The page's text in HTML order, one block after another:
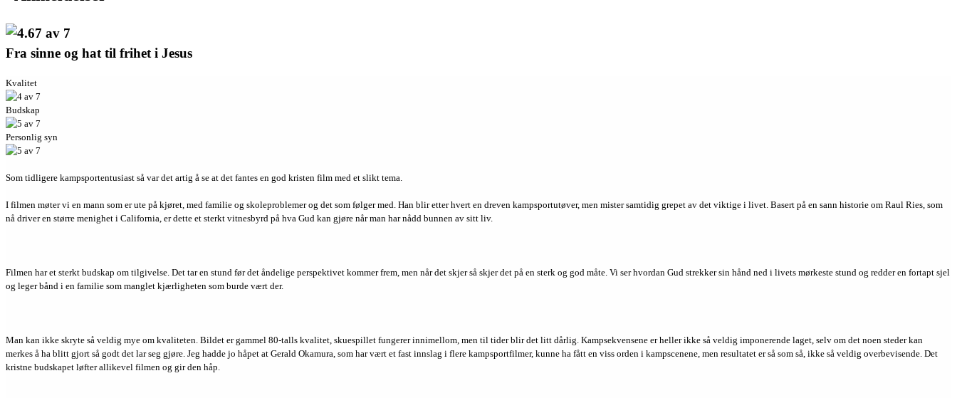
Fra sinne og hat til frihet i Jesus
Kvalitet
Budskap
Personlig syn
Som tidligere kampsportentusiast så var det artig å se at det fantes en god kristen film med et slikt tema.
I filmen møter vi en mann som er ute på kjøret, med familie og skoleproblemer og det som følger med. Han blir etter hvert en dreven kampsportutøver, men mister samtidig grepet av det viktige i livet. Basert på en sann historie om Raul Ries, som
nå driver en større menighet i California, er dette et sterkt vitnesbyrd på hva Gud kan gjøre når man har nådd bunnen av sitt liv.
Filmen har et sterkt budskap om tilgivelse. Det tar en stund før det åndelige perspektivet kommer frem, men når det skjer så skjer det på en sterk og god måte. Vi ser hvordan Gud strekker sin hånd ned i livets mørkeste stund og redder en fortapt sjel
og leger bånd i en familie som manglet kjærligheten som burde vært der.
Man kan ikke skryte så veldig mye om kvaliteten. Bildet er gammel 80-talls kvalitet, skuespillet fungerer innimellom, men til tider blir det litt dårlig. Kampsekvensene er heller ikke så veldig imponerende laget, selv om det noen steder kan
merkes å ha blitt gjort så godt det lar seg gjøre. Jeg hadde jo håpet at Gerald Okamura, som har vært et fast innslag i flere kampsportfilmer, kunne ha fått en viss orden i kampscenene, men resultatet er så som så, ikke så veldig overbevisende. Det
kristne budskapet løfter allikevel filmen og gir den håp.